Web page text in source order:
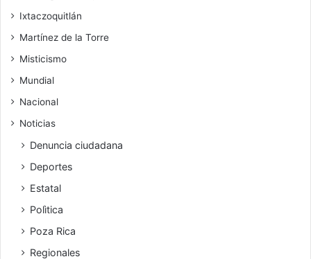
Ixtaczoquitlán
Martínez de la Torre
Misticismo
Mundial
Nacional
Noticias
Denuncia ciudadana
Deportes
Estatal
Polìtica
Poza Rica
Regionales